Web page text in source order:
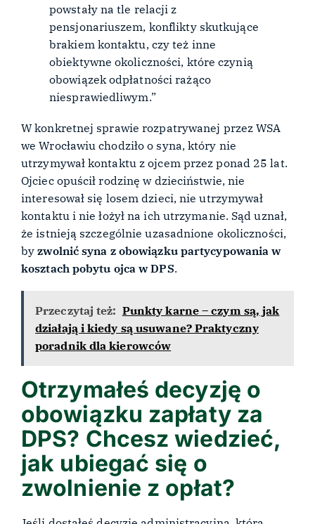
powstały na tle relacji z
pensjonariuszem, konflikty skutkujące
brakiem kontaktu, czy też inne
obiektywne okoliczności, które czynią
obowiązek odpłatności rażąco
niesprawiedliwym.”
W konkretnej sprawie rozpatrywanej przez WSA
we Wrocławiu chodziło o syna, który nie
utrzymywał kontaktu z ojcem przez ponad 25 lat.
Ojciec opuścił rodzinę w dzieciństwie, nie
interesował się losem dzieci, nie utrzymywał
kontaktu i nie łożył na ich utrzymanie. Sąd uznał,
że istnieją szczególnie uzasadnione okoliczności,
byzwolnić syna z obowiązku partycypowania w
kosztach pobytu ojca w DPS.
Przeczytaj też: Punkty karne – czym są, jak
działają i kiedy są usuwane? Praktyczny
poradnik dla kierowców
Otrzymałeś decyzję o
obowiązku zapłaty za
DPS? Chcesz wiedzieć,
jak ubiegać się o
zwolnienie z opłat?